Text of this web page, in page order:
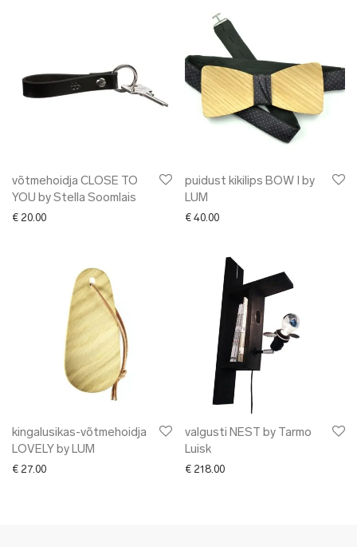
võtmehoidja CLOSE TO
YOU by Stella Soomlais
€ 20.00
puidust kikilips BOW I by
LUM
€ 40.00
kingalusikas-võtmehoidja
LOVELY by LUM
€ 27.00
valgusti NEST by Tarmo
Luisk
€ 218.00